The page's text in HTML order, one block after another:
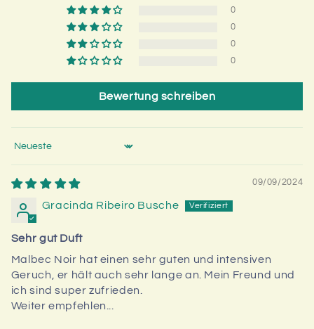
0
0
0
0
Bewertung schreiben
Sort by
09/09/2024
Gracinda Ribeiro Busche
Sehr gut Duft
Malbec Noir hat einen sehr guten und intensiven
Geruch, er hält auch sehr lange an. Mein Freund und
ich sind super zufrieden.
Weiter empfehlen...